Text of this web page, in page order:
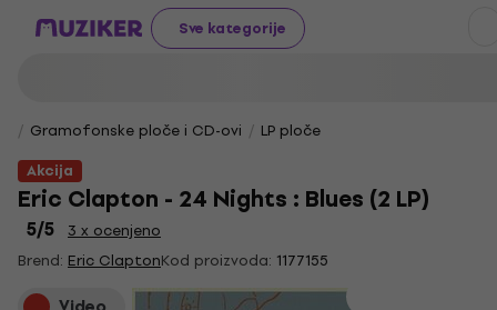
Sve kategorije
Gramofonske ploče i CD-ovi
LP ploče
Akcija
Eric Clapton - 24 Nights : Blues (2 LP)
5/5
3 x ocenjeno
Brend: Eric ClaptonKod proizvoda: 1177155